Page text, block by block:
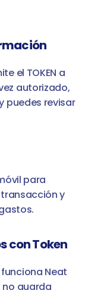
el TOKEN a
autorizado,
puedes revisar
para
y
con Token
Neat
no guarda